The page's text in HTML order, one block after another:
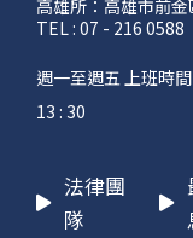
高雄所：高雄市前
TEL : 07 - 216 0588
週一至週五 上班時
13 : 30
法律團
隊